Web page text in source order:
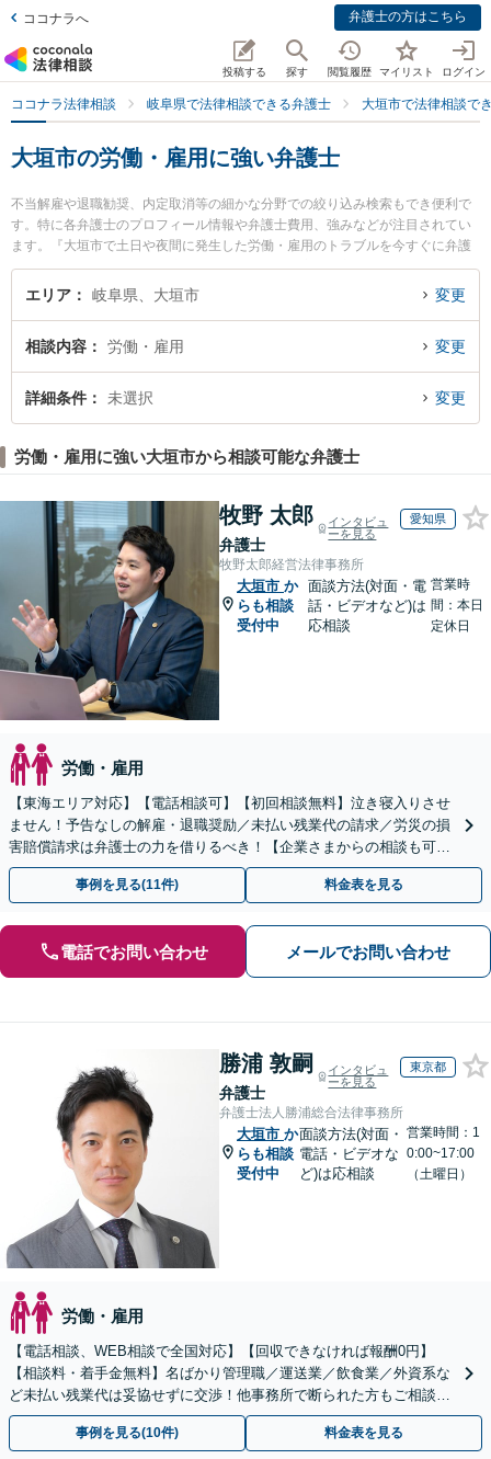
ココナラへ 弁護士の方はこちら
投稿する 探す 閲覧履歴 マイリスト ログイン
ココナラ法律相談 岐阜県で法律相談できる弁護士 大垣市で法律相談で
大垣市の労働・雇用に強い弁護士
不当解雇や退職勧奨、内定取消等の細かな分野での絞り込み検索もでき便利で
す。特に各弁護士のプロフィール情報や弁護士費用、強みなどが注目されてい
ます。『大垣市で土日や夜間に発生した労働・雇用のトラブルを今すぐに弁護
士に相談したい』『労働・雇用のトラブル解決の実績豊富な近くの弁護士を検
索したい』『初回相談無料で労働・雇用を法律相談できる大垣市内の弁護士に
エリア 岐阜県、大垣市 変更
相談内容 労働・雇用 変更
詳細条件 未選択 変更
労働・雇用に強い大垣市から相談可能な弁護士
牧野 太郎
弁護士
インタビュ
ーを見る
愛知県
牧野太郎経営法律事務所
大垣市 か
らも相談
受付中
面談方法(対面・電
話・ビデオなど)は
応相談
営業時
間：本日
定休日
労働・雇用
【東海エリア対応】【電話相談可】【初回相談無料】泣き寝入りさせ
ません！予告なしの解雇・退職奨励／未払い残業代の請求／労災の損
害賠償請求は弁護士の力を借りるべき！【企業さまからの相談も可】
従業員トラブルは、慎重な対処が必要です【完全個室】
事例を見る(11件) 料金表を見る
電話でお問い合わせ メールでお問い合わせ
勝浦 敦嗣
弁護士
インタビュ
ーを見る
東京都
弁護士法人勝浦総合法律事務所
大垣市 か
らも相談
受付中
面談方法(対面・
電話・ビデオな
ど)は応相談
営業時間：1
0:00~17:00
（土曜日）
労働・雇用
【電話相談、WEB相談で全国対応】【回収できなければ報酬0円】
【相談料・着手金無料】名ばかり管理職／運送業／飲食業／外資系な
ど未払い残業代は妥協せずに交渉！他事務所で断られた方もご相談く
ださい。【解決事例が豊富】土曜日も電話受付しています
事例を見る(10件) 料金表を見る